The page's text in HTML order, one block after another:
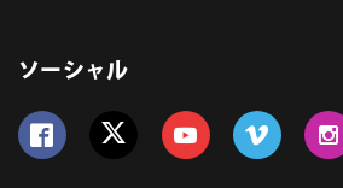
ソーシャル